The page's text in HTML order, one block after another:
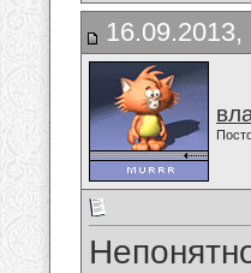
16.09.2013,